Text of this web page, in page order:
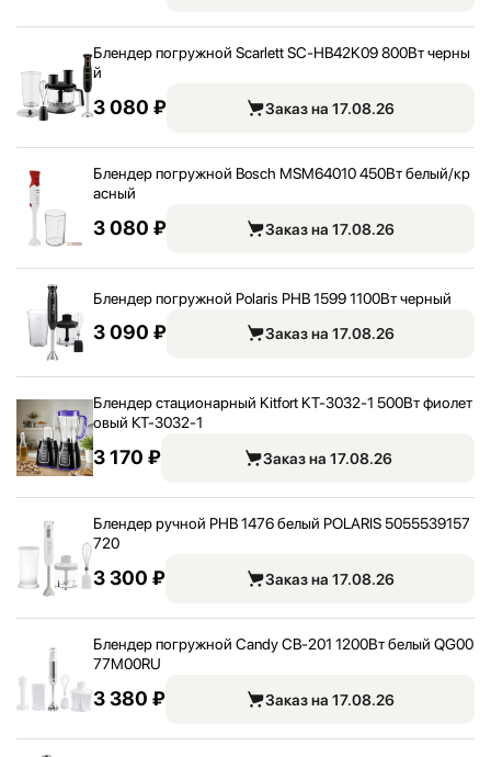
Блендер погружной Scarlett SC-HB42K09 800Вт черны
й
3 080 ₽ Заказ на 17.08.26
Блендер погружной Bosch MSM64010 450Вт белый/кр
асный
3 080 ₽ Заказ на 17.08.26
Блендер погружной Polaris PHB 1599 1100Вт черный
3 090 ₽ Заказ на 17.08.26
Блендер стационарный Kitfort KT-3032-1 500Вт фиолет
овый КТ-3032-1
3 170 ₽ Заказ на 17.08.26
Блендер ручной PHB 1476 белый POLARIS 5055539157
720
3 300 ₽ Заказ на 17.08.26
Блендер погружной Candy CB-201 1200Вт белый QG00
77M00RU
3 380 ₽ Заказ на 17.08.26